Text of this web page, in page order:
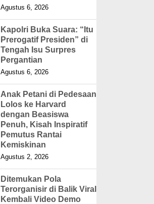
Agustus 6, 2026
Kapolri Buka Suara: “Itu
Prerogatif Presiden” di
Tengah Isu Surpres
Pergantian
Agustus 6, 2026
Anak Petani di Pedesaan
Lolos ke Harvard
dengan Beasiswa
Penuh, Kisah Inspiratif
Pemutus Rantai
Kemiskinan
Agustus 2, 2026
Ditemukan Pola
Terorganisir di Balik Viral
Kembali Video Demo